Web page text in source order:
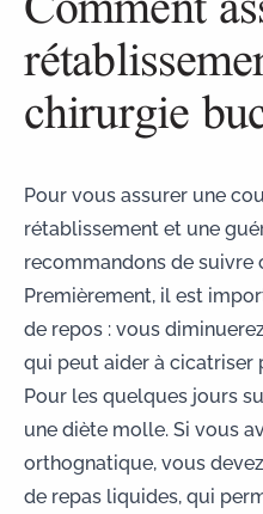
chirurgie
Pour vous assurer une
rétablissement et une
recommandons de suivre
Premièrement, il est
de repos : vous
qui peut aider à cicatriser
Pour les quelques jours
unediète molle. Si vous
orthognatique, vous
de repas liquides, qui